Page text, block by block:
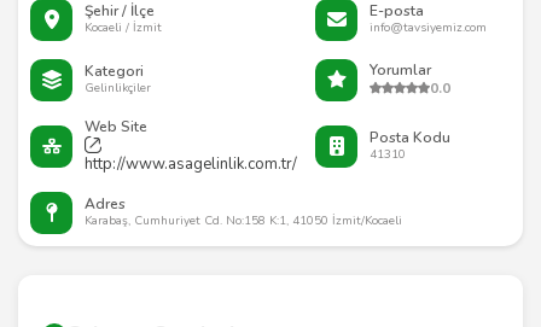
Şehir / İlçe
Kocaeli / İzmit
E-posta
info@tavsiyemiz.com
Kategori
Gelinlikçiler
Yorumlar
0.0
Web Site
http://www.asagelinlik.com.tr/
Posta Kodu
41310
Adres
Karabaş, Cumhuriyet Cd. No:158 K:1, 41050 İzmit/Kocaeli